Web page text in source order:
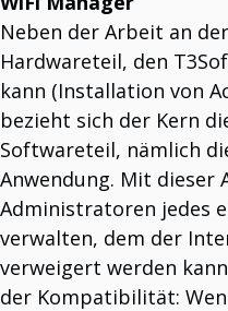
Betreiben Sie Ihr Museum mit nur
T3Soft Smart Systems
Entdecken Sie die Welt der Smart-
Künstliche Intelligenz
Transformieren Sie Ihr
T3 Gebäude
Ihr Tool für Immobilienverwaltung.
T3 WiFi Manager
Verwalten und kontrollieren Sie Ihr
Neben der Arbeit an
Hardwareteil, den
kann (Installation von
bezieht sich der Kern
Softwareteil, nämlich
Anwendung. Mit dieser
Administratoren jedes
verwalten, dem der
verweigert werden
der Kompatibilität: